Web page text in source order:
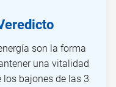
son la forma
una vitalidad
bajones de las 3